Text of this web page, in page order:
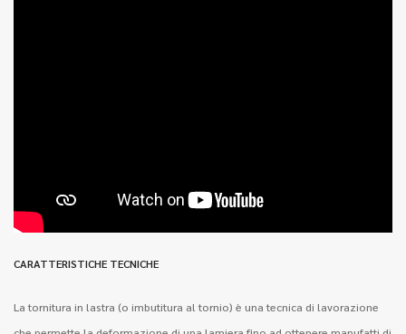
CARATTERISTICHE TECNICHE
La tornitura in lastra (o imbutitura al tornio) è una tecnica di lavorazione